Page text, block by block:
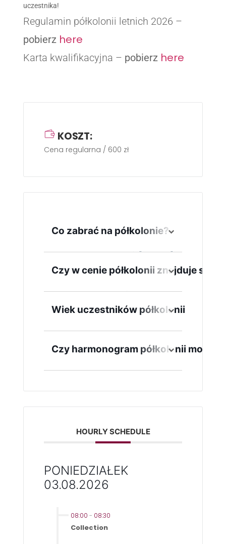
uczestnika!
Regulamin półkolonii letnich 2026 –
pobierz here
Karta kwalifikacyjna – pobierz here
KOSZT:
Cena regularna / 600 zł
Co zabrać na półkolonie?
obuwie na zmianę, strój "roboczy"
albo do przebrania - przyda się
podczas zajęć plastycznych
Czy w cenie półkolonii znajduje się
TAK - podczas zapisów prosimy o
zaznaczenie ewentualnych
pokarmowych.
Wiek uczestników półkolonii
7-12 lat
Czy harmonogram półkolonii może
TAK - mogą wystąpić niewielkie
HOURLY SCHEDULE
PONIEDZIAŁEK
03.08.2026
08:00 - 08:30
Collection